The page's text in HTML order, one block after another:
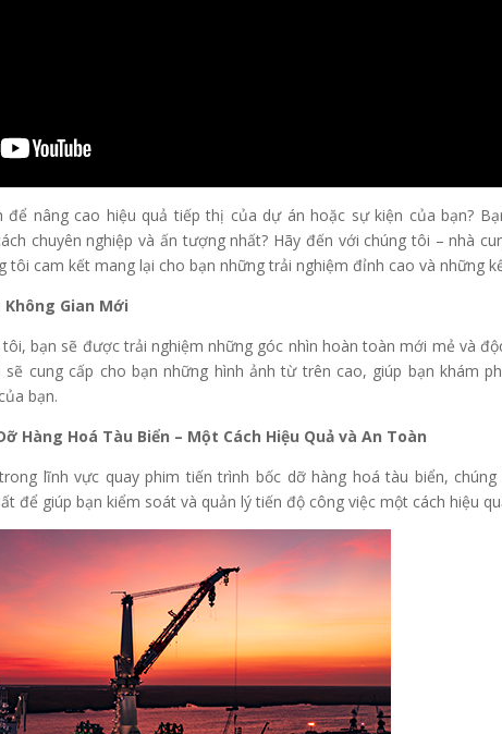
nâng cao hiệu quả tiếp thị của dự án hoặc sự kiện của bạn?
chuyên nghiệp và ấn tượng nhất? Hãy đến với chúng tôi – nhà
tôi cam kết mang lại cho bạn những trải nghiệm đỉnh cao và những
Gian Mới
bạn sẽ được trải nghiệm những góc nhìn hoàn toàn mới mẻ và
cung cấp cho bạn những hình ảnh từ trên cao, giúp bạn khám
bạn.
Hàng Hoá Tàu Biển – Một Cách Hiệu Quả và An Toàn
lĩnh vực quay phim tiến trình bốc dỡ hàng hoá tàu biển,
để giúp bạn kiểm soát và quản lý tiến độ công việc một cách hiệu